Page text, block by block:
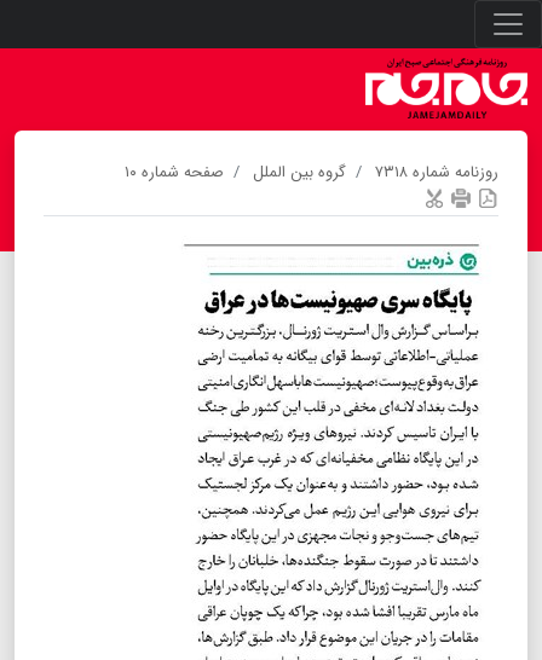
روزنامه شماره ۷۳۱۸ گروه بین الملل صفحه شماره ۱۰